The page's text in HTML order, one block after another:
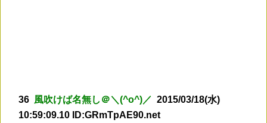
36 風吹けば名無し＠＼(^o^)／ 2015/03/18(水)
10:59:09.10 ID:GRmTpAE90.net